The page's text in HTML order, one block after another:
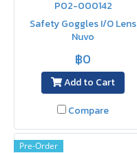
P02-000142
Safety Goggles I/O Lens
Nuvo
฿0
Add to Cart
Compare
Pre-Order